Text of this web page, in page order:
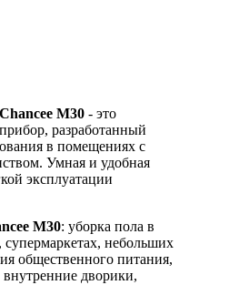
M30 - это
разработанный
в помещениях с
Умная и удобная
эксплуатации
M30: уборка пола в
небольших
общественного питания,
дворики,